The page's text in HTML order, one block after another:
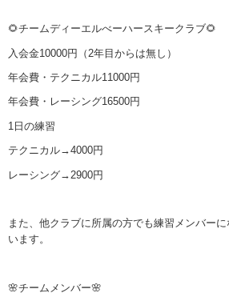
🌻チームディーエルべーハースキークラブ🌻
入会金10000円（2年目からは無し）
年会費・テクニカル11000円
年会費・レーシング16500円
1日の練習
テクニカル→4000円
レーシング→2900円
また、他クラブに所属の方でも練習メンバー
います。
🌸チームメンバー🌸